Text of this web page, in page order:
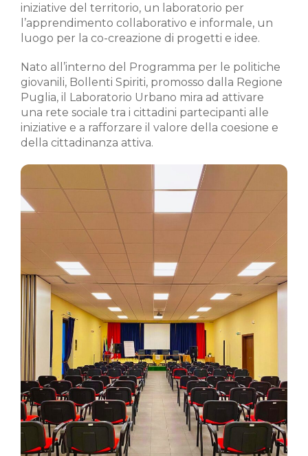
iniziative del territorio, un laboratorio per
l’apprendimento collaborativo e informale, un
luogo per la co-creazione di progetti e idee.
Nato all’interno del Programma per le politiche
giovanili, Bollenti Spiriti, promosso dalla Regione
Puglia, il Laboratorio Urbano mira ad attivare
una rete sociale tra i cittadini partecipanti alle
iniziative e a rafforzare il valore della coesione e
della cittadinanza attiva.